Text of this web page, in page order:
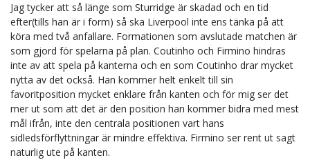
Jag tycker att så länge som Sturridge är skadad och en tid
efter(tills han är i form) så ska Liverpool inte ens tänka på att
köra med två anfallare. Formationen som avslutade matchen är
som gjord för spelarna på plan. Coutinho och Firmino hindras
inte av att spela på kanterna och en som Coutinho drar mycket
nytta av det också. Han kommer helt enkelt till sin
favoritposition mycket enklare från kanten och för mig ser det
mer ut som att det är den position han kommer bidra med mest
mål ifrån, inte den centrala positionen vart hans
sidledsförflyttningar är mindre effektiva. Firmino ser rent ut sagt
naturlig ute på kanten.